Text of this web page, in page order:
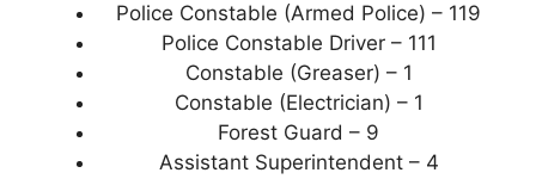
Police Constable (Armed Police) – 119
Police Constable Driver – 111
Constable (Greaser) – 1
Constable (Electrician) – 1
Forest Guard – 9
Assistant Superintendent – 4